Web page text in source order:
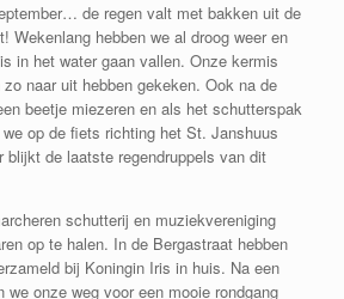
de regen valt met bakken uit de
Wekenlang hebben we al droog weer en
in het water gaan vallen. Onze kermis
zo naar uit hebben gekeken. Ook na de
beetje miezeren en als het schutterspak
op de fiets richting het St. Janshuus
blijkt de laatste regendruppels van dit
schutterij en muziekvereniging
op te halen. In de Bergastraat hebben
bij Koningin Iris in huis. Na een
we onze weg voor een mooie rondgang